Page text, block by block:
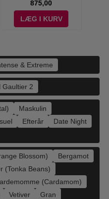
875,00
LÆG I KURV
& Extreme
Maskulin
Efterår
Date Night
Blossom)
Bergamot
(Tonka Beans)
(Cardamom)
Vetiver Gran
Gaultier 2